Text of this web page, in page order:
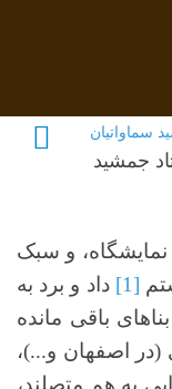
جمشید
نمایشگاه، و سبک
[1]
داد و برد به
باقی مانده
(در اصفهان و...)،
به هم متصلند،